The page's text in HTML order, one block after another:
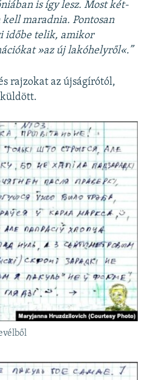
is így lesz. Most két-
maradnia. Pontosan
időbe telik, amikor
»az új lakóhelyről«.”
rajzokat az újságírótól,